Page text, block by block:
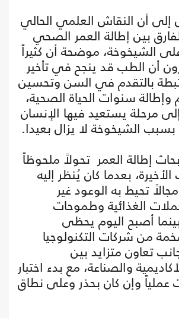
إلى أن النقاش العلمي الحالي
بين إطالة العمر الصحي
الشيخوخة، موضحة أن كثيراً
أن الطب قد ينجح في تأخير
بالتقدم في السن وتحسين
سنوات الحياة الصحية،
مرحلة يستعيد فيها الإنسان
الشيخوخة لا يزال بعيدا.
إطالة العمر تحولاً ملحوظاً
بعدما كان يُنظر إليه
مجالاً تحيط به الوعود غير
الغذائية وطموحات
بينما أصبح اليوم يحظى
من شركات التكنولوجيا
تعاون متزايد بين
والصناعة، مع بدء اختبار
عملياً وإن كان بحذر وعلى نطاق